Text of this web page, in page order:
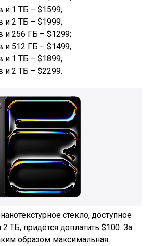
и 1 ТБ – $1599;
и 2 ТБ – $1999;
256 ГБ – $1299;
512 ГБ – $1499;
и 1 ТБ – $1899;
2 ТБ – $2299.
стекло, доступное
ТБ, придётся доплатить $100. За
образом максимальная